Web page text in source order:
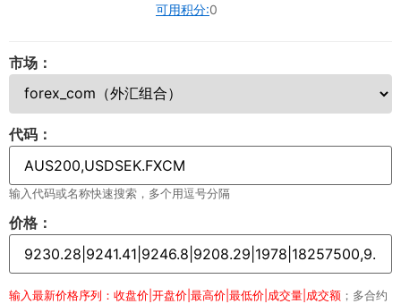
可用积分:0
市场：
代码：
输入代码或名称快速搜索，多个用逗号分隔
价格：
输入最新价格序列：收盘价|开盘价|最高价|最低价|成交量|成交额 ；多合约